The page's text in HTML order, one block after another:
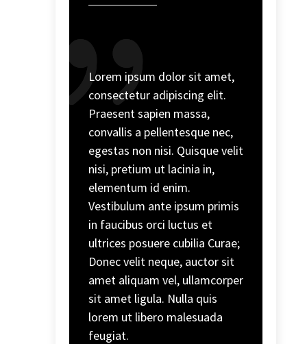
Lorem ipsum dolor sit amet,
consectetur adipiscing elit.
Praesent sapien massa,
convallis a pellentesque nec,
egestas non nisi. Quisque velit
nisi, pretium ut lacinia in,
elementum id enim.
Vestibulum ante ipsum primis
in faucibus orci luctus et
ultrices posuere cubilia Curae;
Donec velit neque, auctor sit
amet aliquam vel, ullamcorper
sit amet ligula. Nulla quis
lorem ut libero malesuada
feugiat.